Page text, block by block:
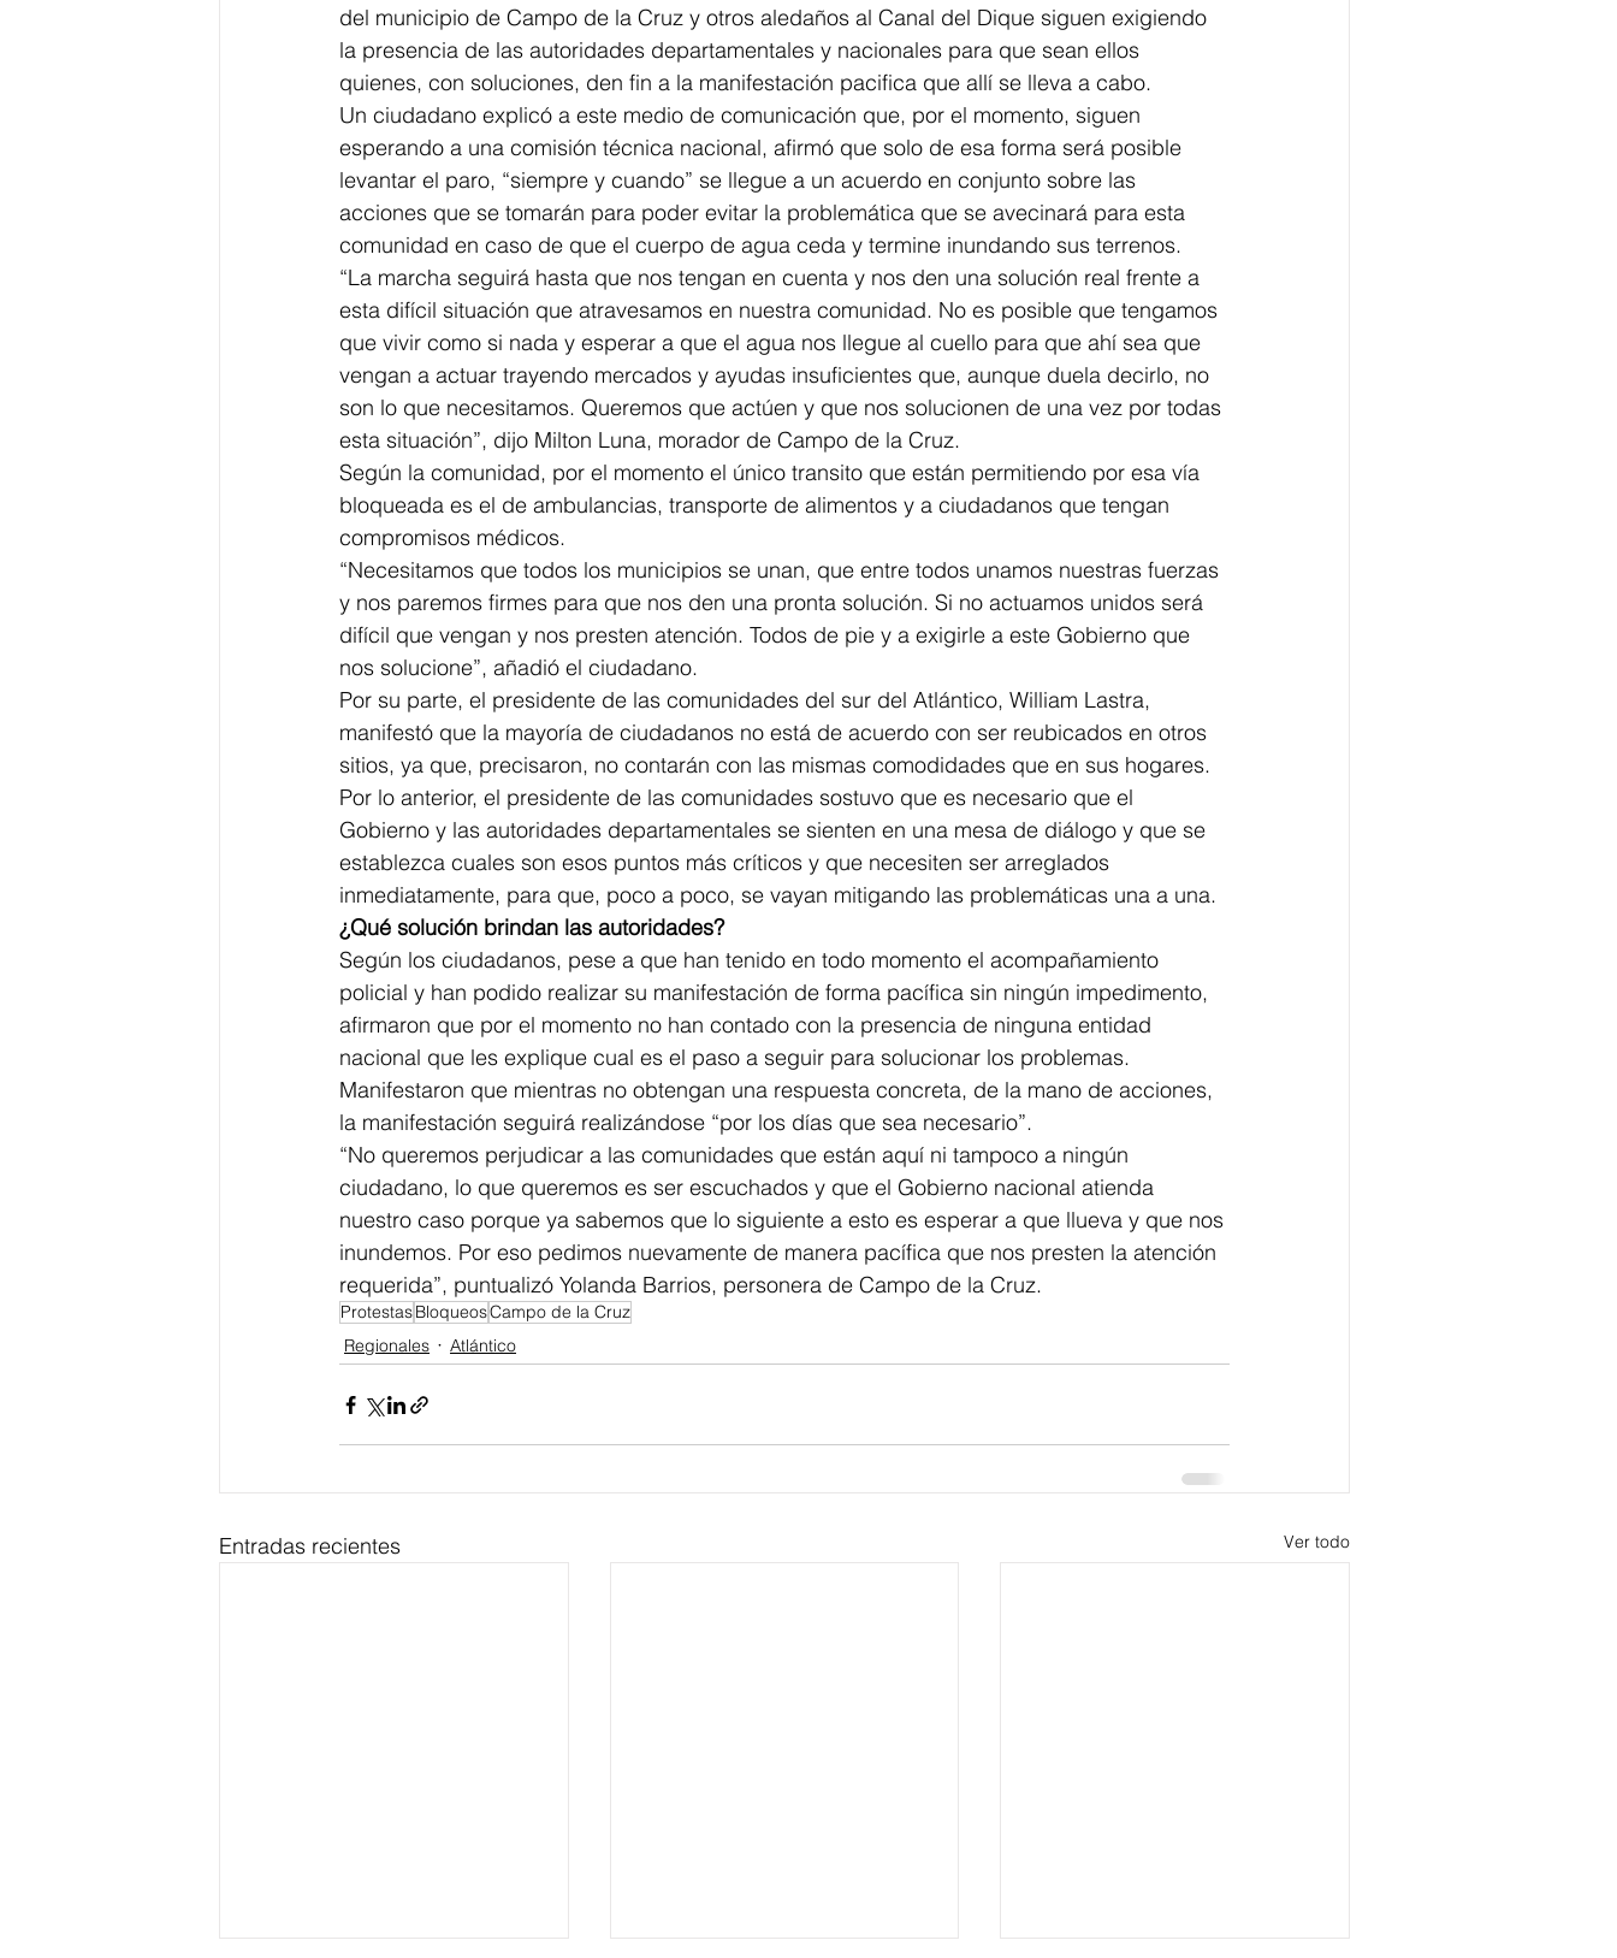
del municipio de Campo de la Cruz y otros aledaños al Canal del Dique siguen exigiendo
la presencia de las autoridades departamentales y nacionales para que sean ellos
quienes, con soluciones, den fin a la manifestación pacifica que allí se lleva a cabo.
Un ciudadano explicó a este medio de comunicación que, por el momento, siguen
esperando a una comisión técnica nacional, afirmó que solo de esa forma será posible
levantar el paro, “siempre y cuando” se llegue a un acuerdo en conjunto sobre las
acciones que se tomarán para poder evitar la problemática que se avecinará para esta
comunidad en caso de que el cuerpo de agua ceda y termine inundando sus terrenos.
“La marcha seguirá hasta que nos tengan en cuenta y nos den una solución real frente a
esta difícil situación que atravesamos en nuestra comunidad. No es posible que tengamos
que vivir como si nada y esperar a que el agua nos llegue al cuello para que ahí sea que
vengan a actuar trayendo mercados y ayudas insuficientes que, aunque duela decirlo, no
son lo que necesitamos. Queremos que actúen y que nos solucionen de una vez por todas
esta situación”, dijo Milton Luna, morador de Campo de la Cruz.
Según la comunidad, por el momento el único transito que están permitiendo por esa vía
bloqueada es el de ambulancias, transporte de alimentos y a ciudadanos que tengan
compromisos médicos.
“Necesitamos que todos los municipios se unan, que entre todos unamos nuestras fuerzas
y nos paremos firmes para que nos den una pronta solución. Si no actuamos unidos será
difícil que vengan y nos presten atención. Todos de pie y a exigirle a este Gobierno que
nos solucione”, añadió el ciudadano.
Por su parte, el presidente de las comunidades del sur del Atlántico, William Lastra,
manifestó que la mayoría de ciudadanos no está de acuerdo con ser reubicados en otros
sitios, ya que, precisaron, no contarán con las mismas comodidades que en sus hogares.
Por lo anterior, el presidente de las comunidades sostuvo que es necesario que el
Gobierno y las autoridades departamentales se sienten en una mesa de diálogo y que se
establezca cuales son esos puntos más críticos y que necesiten ser arreglados
inmediatamente, para que, poco a poco, se vayan mitigando las problemáticas una a una.
¿Qué solución brindan las autoridades?
Según los ciudadanos, pese a que han tenido en todo momento el acompañamiento
policial y han podido realizar su manifestación de forma pacífica sin ningún impedimento,
afirmaron que por el momento no han contado con la presencia de ninguna entidad
nacional que les explique cual es el paso a seguir para solucionar los problemas.
Manifestaron que mientras no obtengan una respuesta concreta, de la mano de acciones,
la manifestación seguirá realizándose “por los días que sea necesario”.
“No queremos perjudicar a las comunidades que están aquí ni tampoco a ningún
ciudadano, lo que queremos es ser escuchados y que el Gobierno nacional atienda
nuestro caso porque ya sabemos que lo siguiente a esto es esperar a que llueva y que nos
inundemos. Por eso pedimos nuevamente de manera pacífica que nos presten la atención
requerida”, puntualizó Yolanda Barrios, personera de Campo de la Cruz.
ProtestasBloqueosCampo de la Cruz
Regionales
Atlántico
Entradas recientes Ver todo